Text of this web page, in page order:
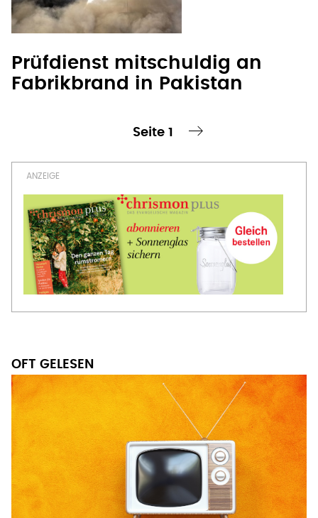
Prüfdienst mitschuldig an
Fabrikbrand in Pakistan
Seite 1
nächste Seite ›
OFT GELESEN